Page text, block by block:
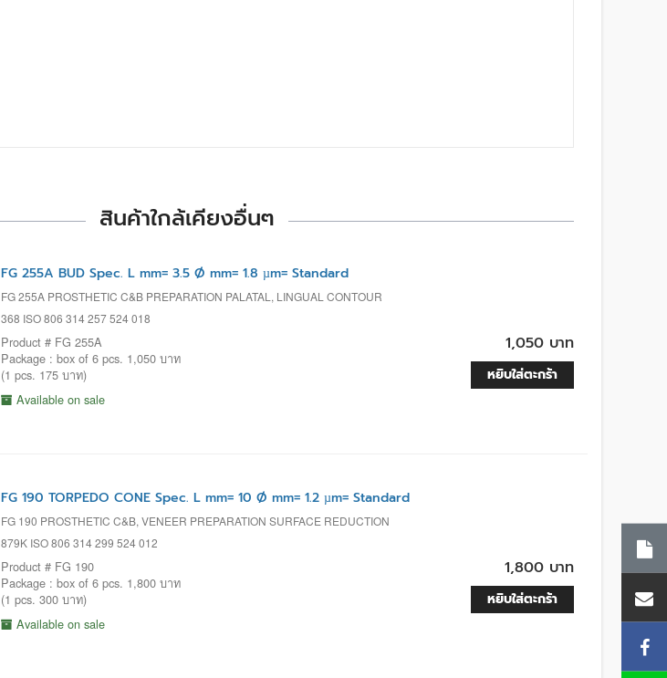
สินค้าใกล้เคียงอื่นๆ
FG 255A BUD Spec. L mm= 3.5 Ø mm= 1.8 µm= Standard
FG 255A PROSTHETIC C&B PREPARATION PALATAL, LINGUAL CONTOUR
368 ISO 806 314 257 524 018
Product # FG 255A
Package : box of 6 pcs. 1,050 บาท
(1 pcs. 175 บาท)
Available on sale
1,050 บาท
หยิบใส่ตะกร้า
FG 190 TORPEDO CONE Spec. L mm= 10 Ø mm= 1.2 µm= Standard
FG 190 PROSTHETIC C&B, VENEER PREPARATION SURFACE REDUCTION
879K ISO 806 314 299 524 012
Product # FG 190
Package : box of 6 pcs. 1,800 บาท
(1 pcs. 300 บาท)
Available on sale
1,800 บาท
หยิบใส่ตะกร้า